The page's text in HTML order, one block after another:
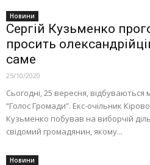
Новини
Сергій Кузьменко
просить
саме
25/10/2020
Сьогодні, 25 вересня, відбуваються
“Голос Громади”. Екс-очільник
Кузьменко побував на виборчій
свідомий громадянин, якому...
Новини